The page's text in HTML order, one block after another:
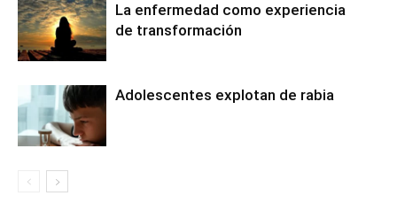
La enfermedad como experiencia
de transformación
Adolescentes explotan de rabia